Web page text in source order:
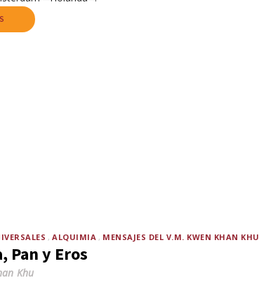
ALQUIMIA MENSAJES DEL V.M. KWEN KHAN KHU
Pan y Eros
Khu